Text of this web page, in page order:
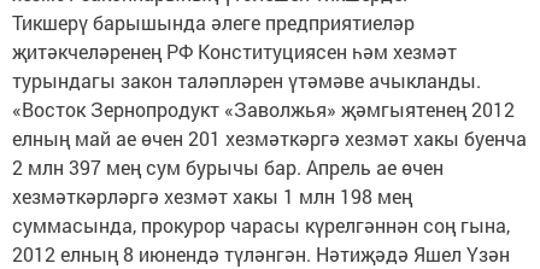
Тикшерү барышында әлеге предприятиеләр
җитәкчеләренең РФ Конституциясен һәм хезмәт
турындагы закон таләпләрен үтәмәве ачыкланды.
«Восток Зернопродукт «Заволжья» җәмгыятенең 2012
елның май ае өчен 201 хезмәткәргә хезмәт хакы буенча
2 млн 397 мең сум бурычы бар. Апрель ае өчен
хезмәткәрләргә хезмәт хакы 1 млн 198 мең
суммасында, прокурор чарасы күрелгәннән соң гына,
2012 елның 8 июнендә түләнгән. Нәтиҗәдә Яшел Үзән